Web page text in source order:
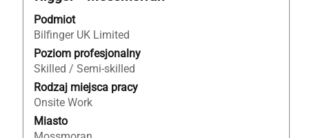
Podmiot
Bilfinger UK Limited
Poziom profesjonalny
Skilled / Semi-skilled
Rodzaj miejsca pracy
Onsite Work
Miasto
pomocą
spacji,
aby
wyświetlić
pełną
treść
danych
oferty